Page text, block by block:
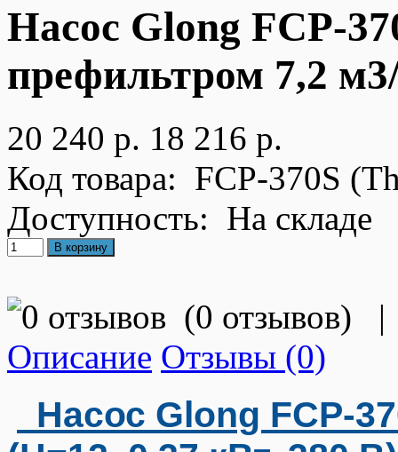
Насос Glong FCP-
префильтром 7,2
20 240 р. 18 216 р.
Код товара: FCP-370S
Доступность: На складе
(0 отзывов) |
Описание Отзывы (0)
Насос Glong FCP-